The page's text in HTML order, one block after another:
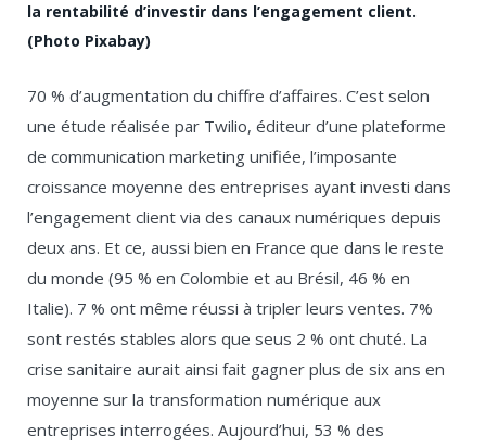
la rentabilité d’investir dans l’engagement client.
(Photo Pixabay)
70 % d’augmentation du chiffre d’affaires. C’est selon
une étude réalisée par Twilio, éditeur d’une plateforme
de communication marketing unifiée, l’imposante
croissance moyenne des entreprises ayant investi dans
l’engagement client via des canaux numériques depuis
deux ans. Et ce, aussi bien en France que dans le reste
du monde (95 % en Colombie et au Brésil, 46 % en
Italie). 7 % ont même réussi à tripler leurs ventes. 7%
sont restés stables alors que seus 2 % ont chuté. La
crise sanitaire aurait ainsi fait gagner plus de six ans en
moyenne sur la transformation numérique aux
entreprises interrogées. Aujourd’hui, 53 % des